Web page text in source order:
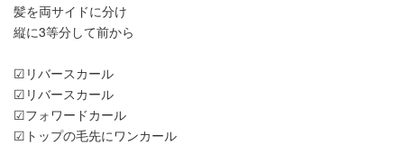
髪を両サイドに分け
縦に3等分して前から
☑︎リバースカール
☑︎リバースカール
☑︎フォワードカール
☑︎トップの毛先にワンカール